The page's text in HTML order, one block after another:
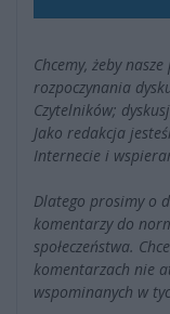
Chcemy, żeby
rozpoczynania
Czytelników;
Jako redakcja
Internecie i
Dlatego prosimy o
komentarzy do
społeczeństwa.
komentarzach nie
wspominanych w